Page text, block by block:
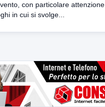
con particolare attenzione
in cui si svolge...